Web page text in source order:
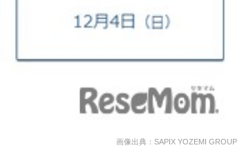
画像出典：SAPIX YOZEMI GROUP